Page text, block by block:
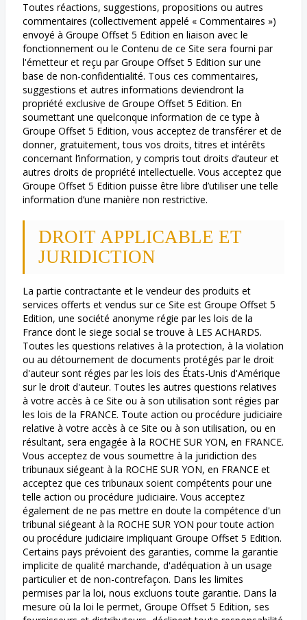
Toutes réactions, suggestions, propositions ou autres
commentaires (collectivement appelé « Commentaires »)
envoyé à Groupe Offset 5 Edition en liaison avec le
fonctionnement ou le Contenu de ce Site sera fourni par
l'émetteur et reçu par Groupe Offset 5 Edition sur une
base de non-confidentialité. Tous ces commentaires,
suggestions et autres informations deviendront la
propriété exclusive de Groupe Offset 5 Edition. En
soumettant une quelconque information de ce type à
Groupe Offset 5 Edition, vous acceptez de transférer et de
donner, gratuitement, tous vos droits, titres et intérêts
concernant l’information, y compris tout droits d’auteur et
autres droits de propriété intellectuelle. Vous acceptez que
Groupe Offset 5 Edition puisse être libre d’utiliser une telle
information d’une manière non restrictive.
DROIT APPLICABLE ET
JURIDICTION
La partie contractante et le vendeur des produits et
services offerts et vendus sur ce Site est Groupe Offset 5
Edition, une société anonyme régie par les lois de la
France dont le siege social se trouve à LES ACHARDS.
Toutes les questions relatives à la protection, à la violation
ou au détournement de documents protégés par le droit
d'auteur sont régies par les lois des États-Unis d'Amérique
sur le droit d'auteur. Toutes les autres questions relatives
à votre accès à ce Site ou à son utilisation sont régies par
les lois de la FRANCE. Toute action ou procédure judiciaire
relative à votre accès à ce Site ou à son utilisation, ou en
résultant, sera engagée à la ROCHE SUR YON, en FRANCE.
Vous acceptez de vous soumettre à la juridiction des
tribunaux siégeant à la ROCHE SUR YON, en FRANCE et
acceptez que ces tribunaux soient compétents pour une
telle action ou procédure judiciaire. Vous acceptez
également de ne pas mettre en doute la compétence d'un
tribunal siégeant à la ROCHE SUR YON pour toute action
ou procédure judiciaire impliquant Groupe Offset 5 Edition.
Certains pays prévoient des garanties, comme la garantie
implicite de qualité marchande, d'adéquation à un usage
particulier et de non-contrefaçon. Dans les limites
permises par la loi, nous excluons toute garantie. Dans la
mesure où la loi le permet, Groupe Offset 5 Edition, ses